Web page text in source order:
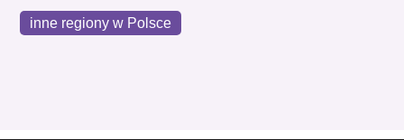
inne regiony w Polsce